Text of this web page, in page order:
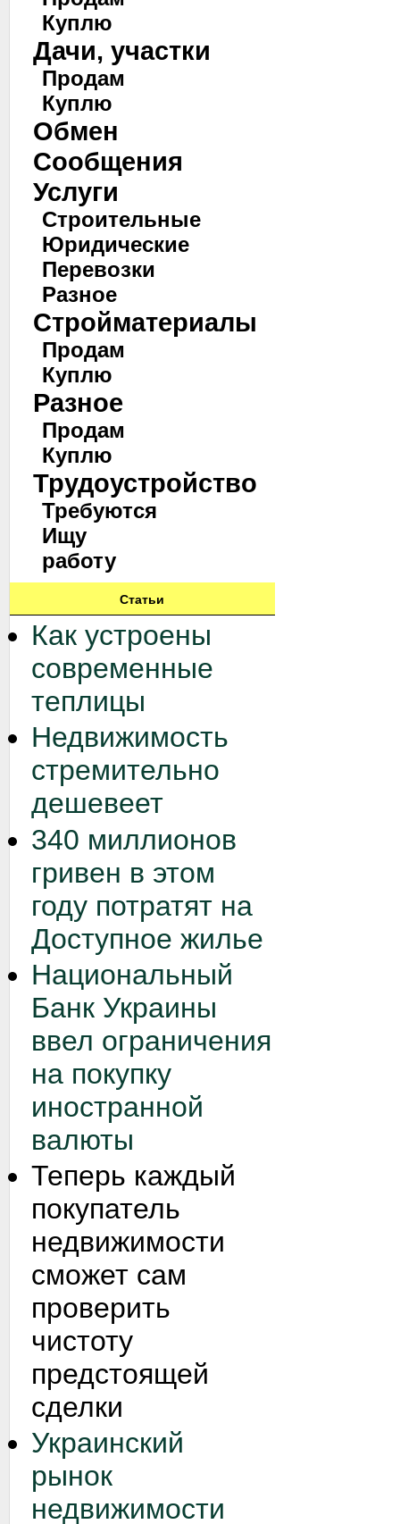
Куплю
Дачи, участки
Продам
Куплю
Обмен
Сообщения
Услуги
Строительные
Юридические
Перевозки
Разное
Стройматериалы
Продам
Куплю
Разное
Продам
Куплю
Трудоустройство
Требуются
Ищу
работу
Статьи
Как устроены
современные
теплицы
Недвижимость
стремительно
дешевеет
340 миллионов
гривен в этом
году потратят на
Доступное жилье
Национальный
Банк Украины
ввел ограничения
на покупку
иностранной
валюты
Теперь каждый
покупатель
недвижимости
сможет сам
проверить
чистоту
предстоящей
сделки
Украинский
рынок
недвижимости